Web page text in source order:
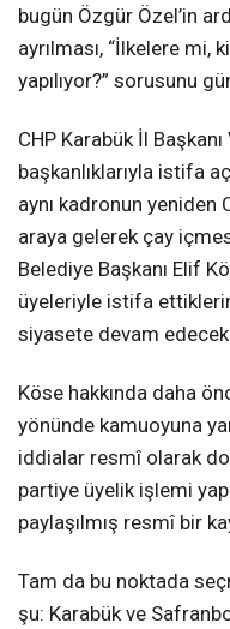
bugün Özgür Özel’in
ayrılması, “İlkelere mi,
yapılıyor?” sorusunu
CHP Karabük İl
başkanlıklarıyla istifa
aynı kadronun yeniden
araya gelerek çay
Belediye Başkanı Elif
üyeleriyle istifa
siyasete devam
Köse hakkında daha
yönünde kamuoyuna
iddialar resmî olarak
partiye üyelik işlemi
paylaşılmış resmî bir
Tam da bu noktada
şu: Karabük ve